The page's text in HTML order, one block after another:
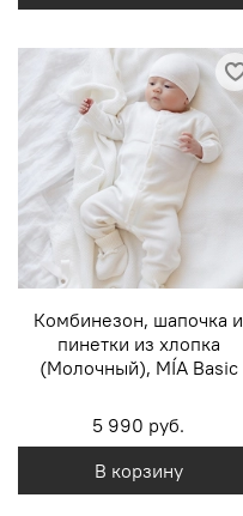
Комбинезон, шапочка и
пинетки из хлопка
(Молочный), MÍA Basic
5 990 руб.
В корзину